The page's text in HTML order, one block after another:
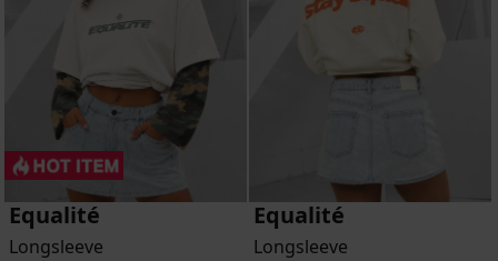
Equalité
Longsleeve
Equalité
Longsleeve